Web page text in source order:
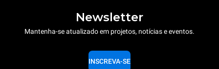
Newsletter
Mantenha-se atualizado em projetos, notícias e eventos.
INSCREVA-SE